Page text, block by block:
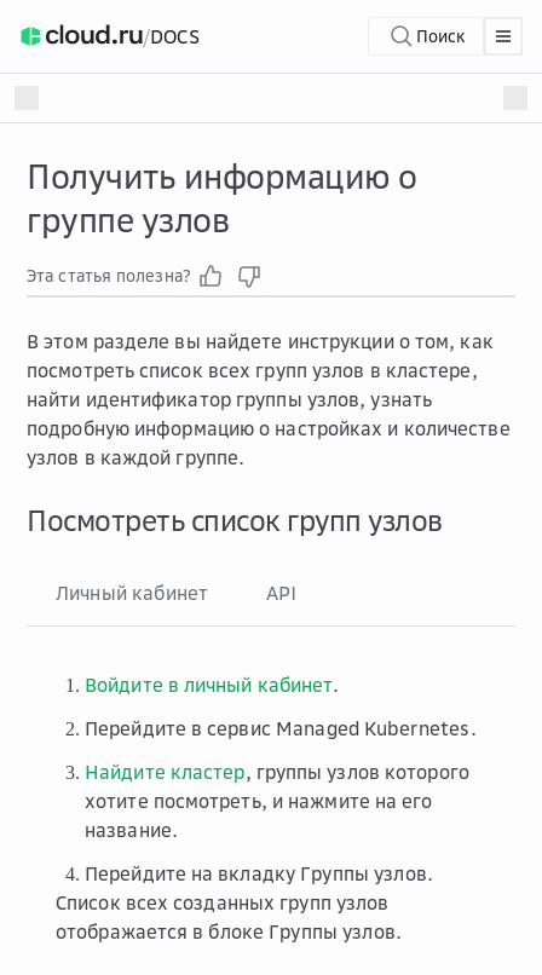
/DOCS Поиск
Получить информацию о
группе узлов
Эта статья полезна?
В этом разделе вы найдете инструкции о том, как
посмотреть список всех групп узлов в кластере,
найти идентификатор группы узлов, узнать
подробную информацию о настройках и количестве
узлов в каждой группе.
Посмотреть список групп узлов
Личный кабинет API
Войдите в личный кабинет.
Перейдите в сервис Managed Kubernetes.
Найдите кластер, группы узлов которого
хотите посмотреть, и нажмите на его
название.
Перейдите на вкладку Группы узлов.
Список всех созданных групп узлов
отображается в блоке Группы узлов.